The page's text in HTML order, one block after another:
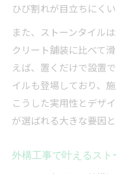
ひび割れが目立ちにく
また、ストーンタイル
クリート舗装に比べて
えば、置くだけで設置
イルも登場しており、
こうした実用性とデザ
が選ばれる大きな要因と
外構工事で叶えるス